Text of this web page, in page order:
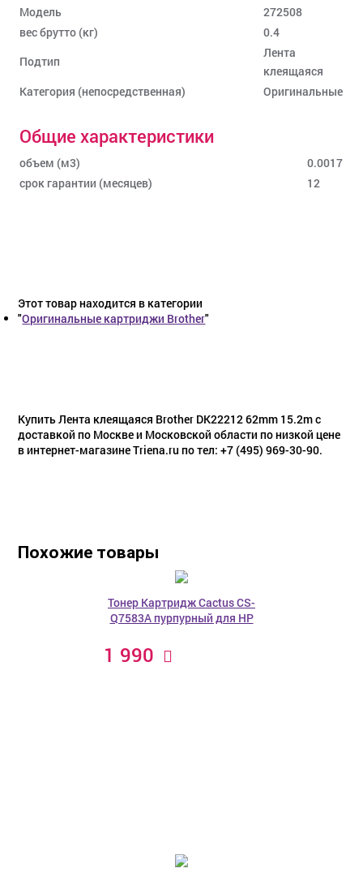
Модель
272508
вес брутто (кг)
0.4
Подтип
Лента
клеящаяся
Категория (непосредственная)
Оригинальные
Общие характеристики
объем (м3)
0.0017
срок гарантии (месяцев)
12
Этот товар находится в категории
"Оригинальные картриджи Brother"
Купить Лента клеящаяся Brother DK22212 62mm 15.2m с
доставкой по Москве и Московской области по низкой цене
в интернет-магазине Triena.ru по тел: +7 (495) 969-30-90.
Похожие товары
Тонер Картридж Cactus CS-
Q7583A пурпурный для HP
1 990